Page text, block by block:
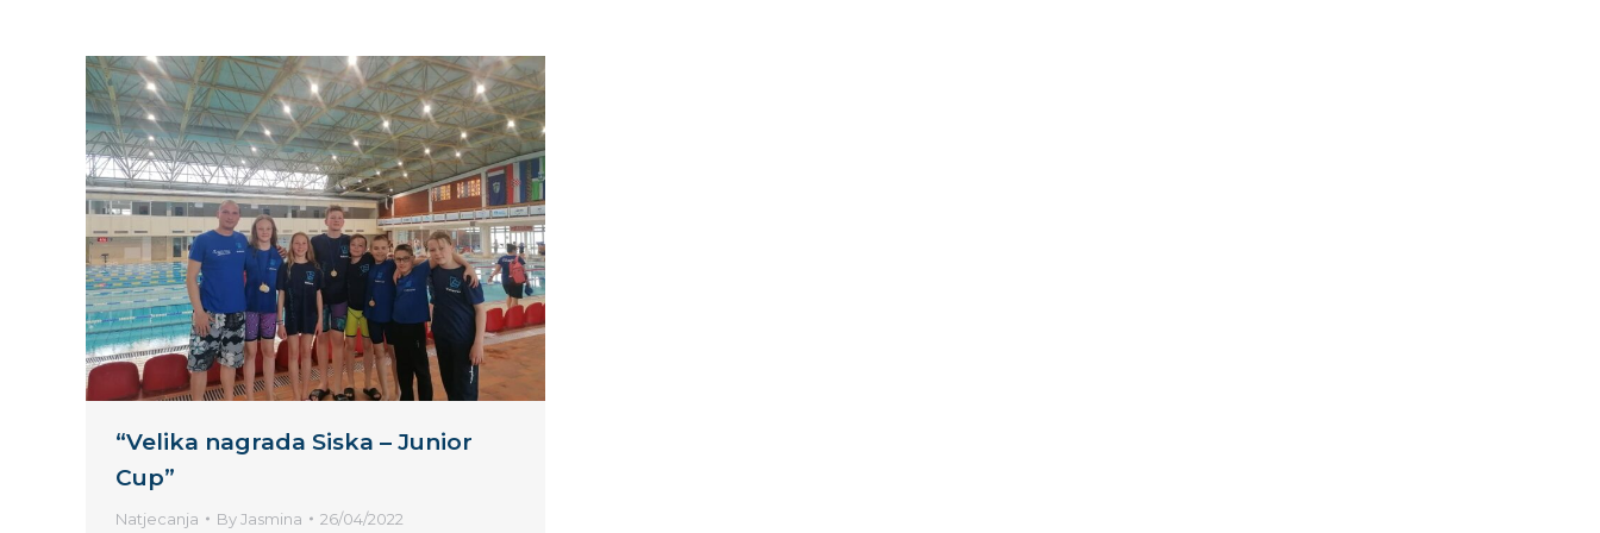
“Velika nagrada Siska – Junior
Cup”
Natjecanja ByJasmina 26/04/2022